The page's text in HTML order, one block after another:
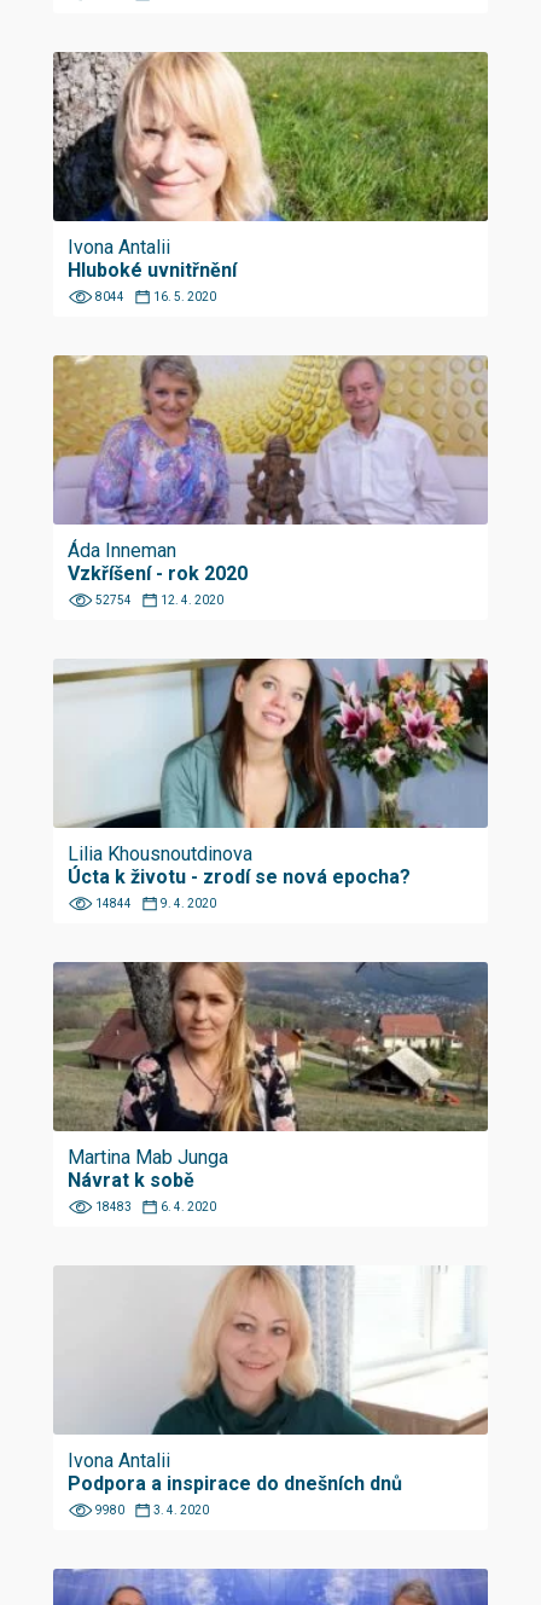
Ivona Antalii
Hluboké uvnitřnění
8044 16. 5. 2020
Áda Inneman
Vzkříšení - rok 2020
52754 12. 4. 2020
Lilia Khousnoutdinova
Úcta k životu - zrodí se nová epocha?
14844 9. 4. 2020
Martina Mab Junga
Návrat k sobě
18483 6. 4. 2020
Ivona Antalii
Podpora a inspirace do dnešních dnů
9980 3. 4. 2020